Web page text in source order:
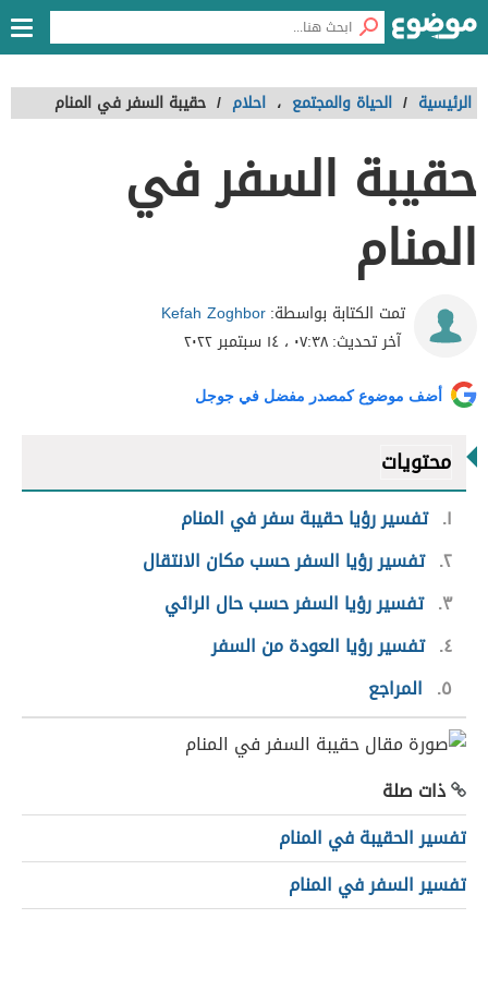
الرئيسية / الحياة والمجتمع ، احلام / حقيبة السفر في المنام
حقيبة السفر في
المنام
تمت الكتابة بواسطة:Kefah Zoghbor
آخر تحديث:٠٧:٣٨ ، ١٤ سبتمبر ٢٠٢٢
أضف موضوع كمصدر مفضل في جوجل
محتويات
١ تفسير رؤيا حقيبة سفر في المنام
٢ تفسير رؤيا السفر حسب مكان الانتقال
٣ تفسير رؤيا السفر حسب حال الرائي
٤ تفسير رؤيا العودة من السفر
٥
المراجع
ذات صلة
تفسير الحقيبة في المنام
تفسير السفر في المنام